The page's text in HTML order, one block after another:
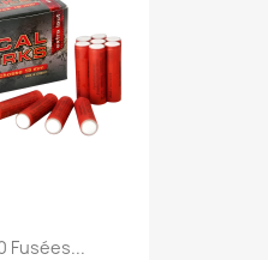
Fusées...